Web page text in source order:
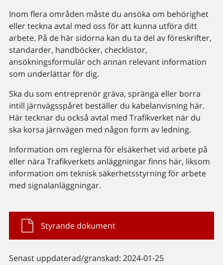
Inom flera områden måste du ansöka om behörighet
eller teckna avtal med oss för att kunna utföra ditt
arbete. På de här sidorna kan du ta del av föreskrifter,
standarder, handböcker, checklistor,
ansökningsformulär och annan relevant information
som underlättar för dig.
Ska du som entreprenör gräva, spränga eller borra
intill järnvägsspåret beställer du kabelanvisning här.
Här tecknar du också avtal med Trafikverket när du
ska korsa järnvägen med någon form av ledning.
Information om reglerna för elsäkerhet vid arbete på
eller nära Trafikverkets anläggningar finns här, liksom
information om teknisk säkerhetsstyrning för arbete
med signalanläggningar.
Styrande dokument
Senast uppdaterad/granskad: 2024-01-25